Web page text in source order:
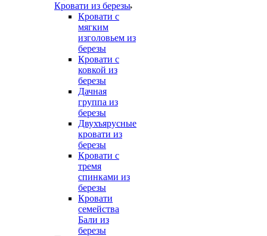
Кровати из березы
Кровати с
мягким
изголовьем из
березы
Кровати с
ковкой из
березы
Дачная
группа из
березы
Двухъярусные
кровати из
березы
Кровати с
тремя
спинками из
березы
Кровати
семейства
Бали из
березы